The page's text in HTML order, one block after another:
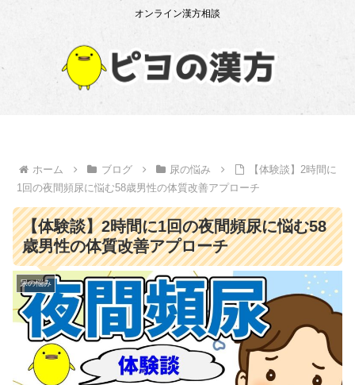
オンライン漢方相談
ホーム ブログ 尿の悩み
【体験談】2時間に
1回の夜間頻尿に悩む58歳男性の体質改善アプローチ
【体験談】2時間に1回の夜間頻尿に悩む58
歳男性の体質改善アプローチ
尿の悩み